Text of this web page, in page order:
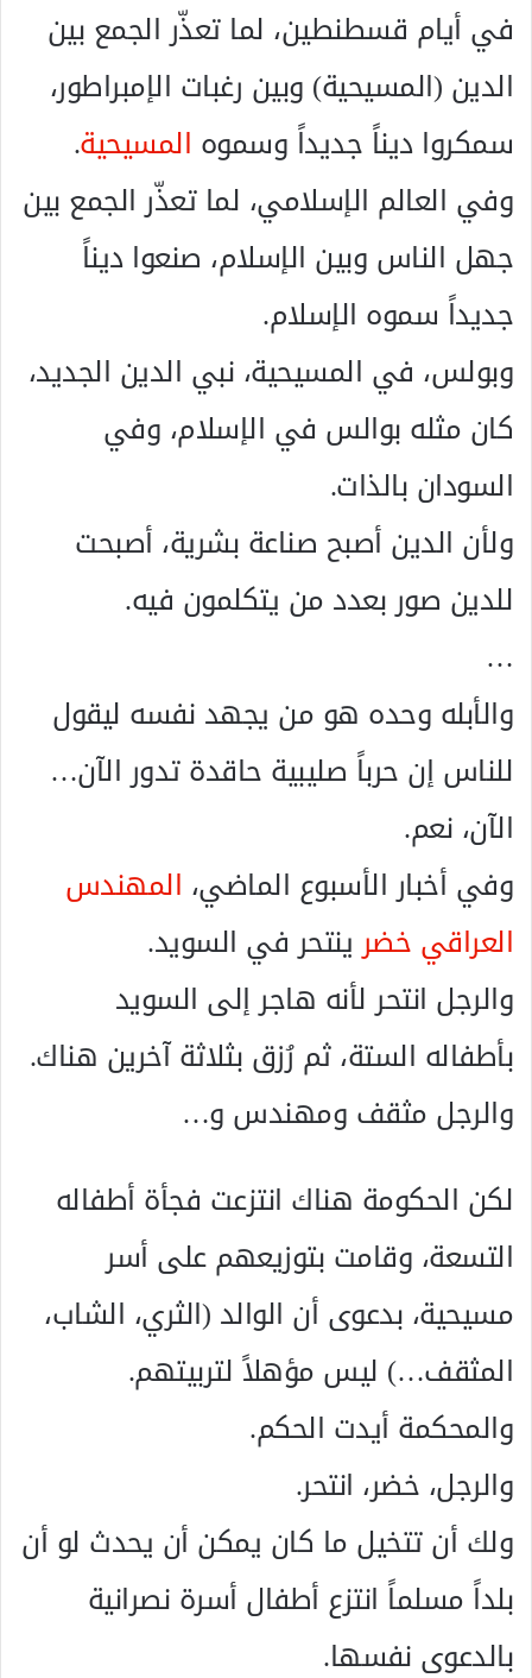
في أيام قسطنطين، لما تعذّر الجمع بين
الدين (المسيحية) وبين رغبات الإمبراطور،
سمكروا ديناً جديداً وسموه المسيحية.
وفي العالم الإسلامي، لما تعذّر الجمع بين
جهل الناس وبين الإسلام، صنعوا ديناً
جديداً سموه الإسلام.
وبولس، في المسيحية، نبي الدين الجديد،
كان مثله بوالس في الإسلام، وفي
السودان بالذات.
ولأن الدين أصبح صناعة بشرية، أصبحت
للدين صور بعدد من يتكلمون فيه.
…
والأبله وحده هو من يجهد نفسه ليقول
للناس إن حرباً صليبية حاقدة تدور الآن…
الآن، نعم.
وفي أخبار الأسبوع الماضي، المهندس
العراقي خضرينتحر في السويد.
والرجل انتحر لأنه هاجر إلى السويد
بأطفاله الستة، ثم رُزق بثلاثة آخرين هناك.
والرجل مثقف ومهندس و…
لكن الحكومة هناك انتزعت فجأة أطفاله
التسعة، وقامت بتوزيعهم على أسر
مسيحية، بدعوى أن الوالد (الثري، الشاب،
المثقف…) ليس مؤهلاً لتربيتهم.
والمحكمة أيدت الحكم.
والرجل، خضر، انتحر.
ولك أن تتخيل ما كان يمكن أن يحدث لو أن
بلداً مسلماً انتزع أطفال أسرة نصرانية
بالدعوى نفسها.